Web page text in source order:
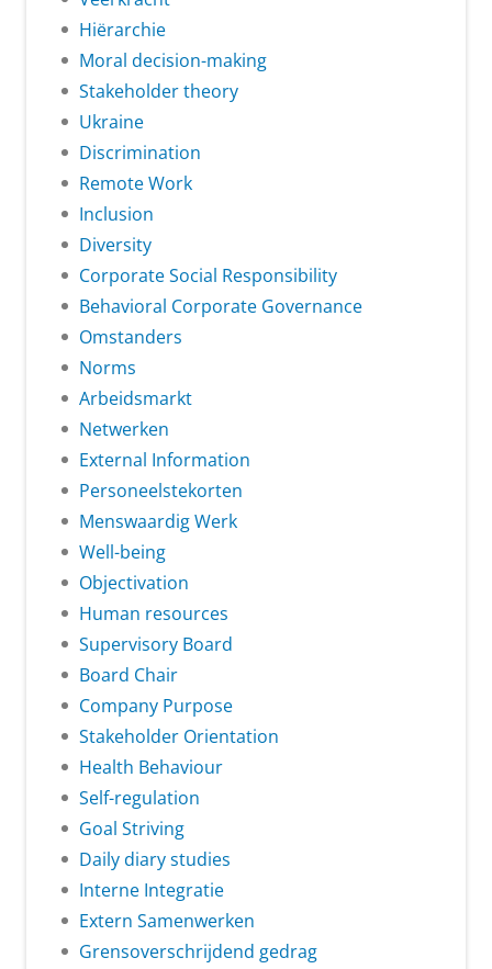
Hiërarchie
Moral decision-making
Stakeholder theory
Ukraine
Discrimination
Remote Work
Inclusion
Diversity
Corporate Social Responsibility
Behavioral Corporate Governance
Omstanders
Norms
Arbeidsmarkt
Netwerken
External Information
Personeelstekorten
Menswaardig Werk
Well-being
Objectivation
Human resources
Supervisory Board
Board Chair
Company Purpose
Stakeholder Orientation
Health Behaviour
Self-regulation
Goal Striving
Daily diary studies
Interne Integratie
Extern Samenwerken
Grensoverschrijdend gedrag